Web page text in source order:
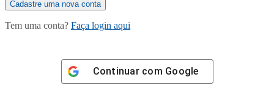
Tem uma conta? Faça login aqui
Continuar com Google